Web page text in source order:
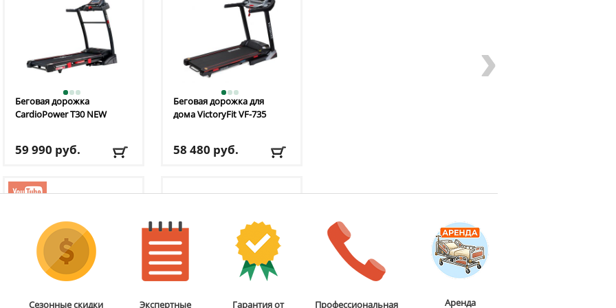
Беговая дорожка
CardioPowerT30 NEW
59 990 руб.
Макс. вес: 135 кг
Регулировка угла
наклона
: автоматическая
Доставка:БЕСПЛАТНО,
Беговая дорожка для
дома VictoryFitVF-735
58 480 руб.
Макс. вес: 130 кг
л.с.
Регулировка угла
наклона
: автоматическая
Доставка:
БЕСПЛАТНО,
›
Сезонные скидки
Экспертные
Гарантия от
Профессиональная
Аренда